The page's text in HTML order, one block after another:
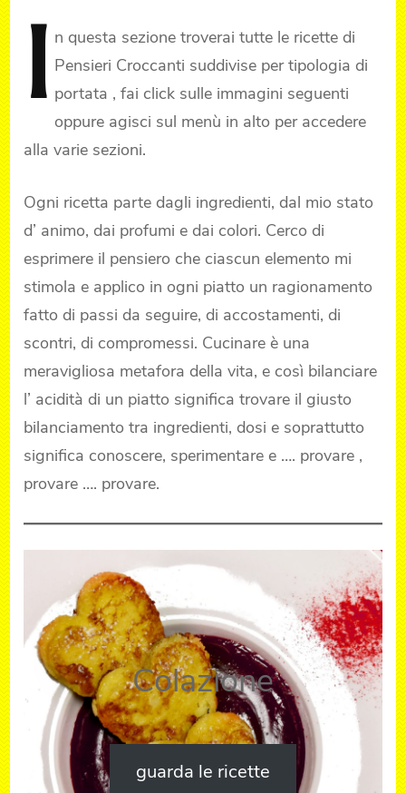
I n questa sezione troverai tutte le ricette di
Pensieri Croccanti suddivise per tipologia di
portata , fai click sulle immagini seguenti
oppure agisci sul menù in alto per accedere
alla varie sezioni.
Ogni ricetta parte dagli ingredienti, dal mio stato
d’ animo, dai profumi e dai colori. Cerco di
esprimere il pensiero che ciascun elemento mi
stimola e applico in ogni piatto un ragionamento
fatto di passi da seguire, di accostamenti, di
scontri, di compromessi. Cucinare è una
meravigliosa metafora della vita, e così bilanciare
l’ acidità di un piatto significa trovare il giusto
bilanciamento tra ingredienti, dosi e soprattutto
significa conoscere, sperimentare e …. provare ,
provare …. provare.
Colazione
guarda le ricette